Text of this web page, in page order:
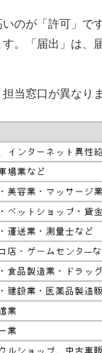
のが「許可」で
。「届出」は、
当窓口が異なりま